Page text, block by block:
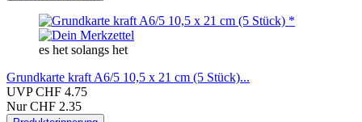
es het solangs het
Grundkarte kraft A6/5 10,5 x 21 cm (5 Stück)...
UVP CHF 4.75
Nur CHF 2.35